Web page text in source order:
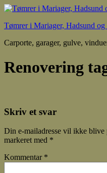
Tømrer i Mariager, Hadsund
Carporte, garager, gulve,
Renovering
Skriv et svar
Din e-mailadresse vil ikke blive
markeret med *
Kommentar *